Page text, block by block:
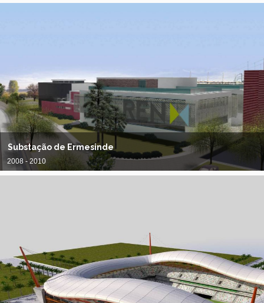
Substação de Ermesinde
2008 - 2010